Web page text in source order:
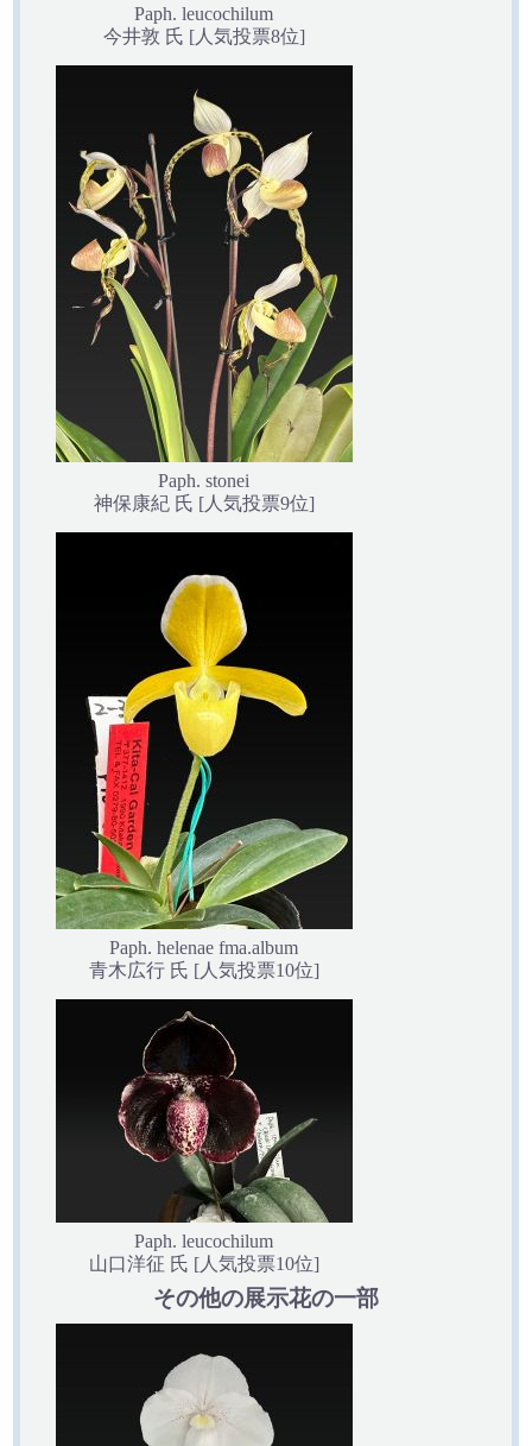
Paph. leucochilum
今井敦 氏 [人気投票8位]
Paph. stonei
神保康紀 氏 [人気投票9位]
Paph. helenae fma.album
青木広行 氏 [人気投票10位]
Paph. leucochilum
山口洋征 氏 [人気投票10位]
その他の展示花の一部